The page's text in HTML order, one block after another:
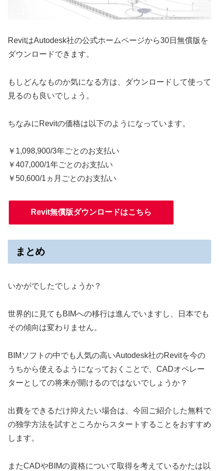
RevitはAutodesk社の公式ホームページから30日無償版を
ダウンロードできます。
もしどんなものか気になる方は、ダウンロードして使って
見るのも良いでしょう。
ちなみにRevitの価格は以下のようになっています。
￥1,098,900/3年ごとのお支払い
￥407,000/1年ごとのお支払い
￥50,600/1ヵ月ごとのお支払い
Revit無償版ダウンロードはこちら
まとめ
いかがでしたでしょうか？
世界的に見てもBIMへの移行は進んでいますし、日本でも
その傾向は変わりません。
BIMソフトの中でも人気の高いAutodesk社のRevitを今の
うちから使えるようになっておくことで、CADオペレー
ターとしての将来が開けるのではないでしょうか？
出費をできるだけ抑えたい場合は、今回ご紹介した無料で
の独学方法を試すところからスタートすることをおすすめ
します。
またCADやBIMの資格について取得を考えているかたは以